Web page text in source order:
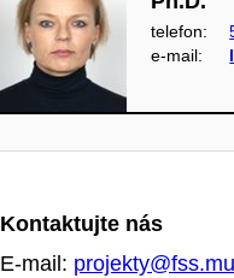
telefon:
e‑mail:
Kontaktujte nás
E-mail: